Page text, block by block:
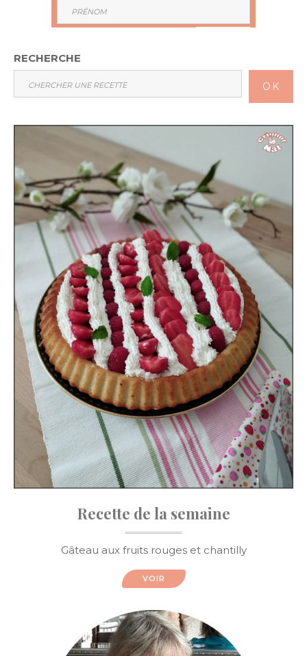
RECHERCHE
OK
Recette de la semaine
Gâteau aux fruits rouges et chantilly
VOIR